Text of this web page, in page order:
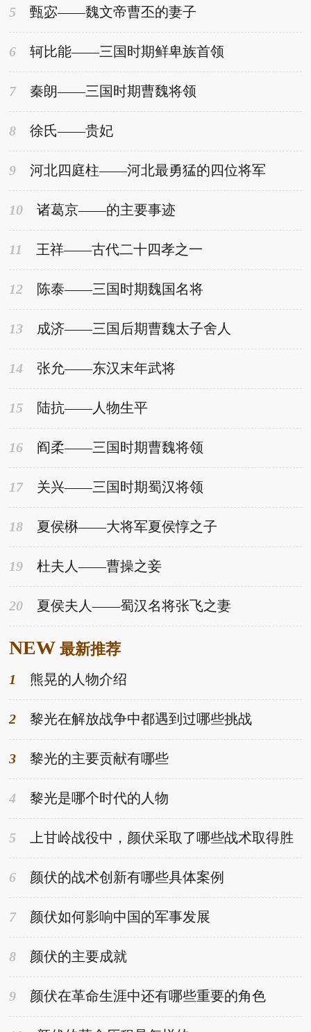
5 甄宓——魏文帝曹丕的妻子
6 轲比能——三国时期鲜卑族首领
7 秦朗——三国时期曹魏将领
8 徐氏——贵妃
9 河北四庭柱——河北最勇猛的四位将军
10 诸葛京——的主要事迹
11 王祥——古代二十四孝之一
12 陈泰——三国时期魏国名将
13 成济——三国后期曹魏太子舍人
14 张允——东汉末年武将
15 陆抗——人物生平
16 阎柔——三国时期曹魏将领
17 关兴——三国时期蜀汉将领
18 夏侯楙——大将军夏侯惇之子
19 杜夫人——曹操之妾
20 夏侯夫人——蜀汉名将张飞之妻
NEW最新推荐
1 熊晃的人物介绍
2 黎光在解放战争中都遇到过哪些挑战
3 黎光的主要贡献有哪些
4 黎光是哪个时代的人物
5
上甘岭战役中，颜伏采取了哪些战术取得胜
利
6
颜伏的战术创新有哪些具体案例
7 颜伏如何影响中国的军事发展
8 颜伏的主要成就
9 颜伏在革命生涯中还有哪些重要的角色